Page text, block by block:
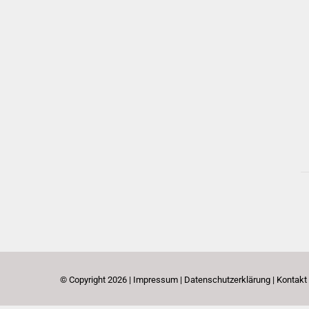
© Copyright 2026 | Impressum | Datenschutzerklärung | Kontakt